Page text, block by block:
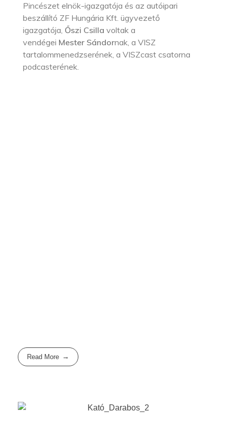
Pincészet elnök-igazgatója és az autóipari
beszállító ZF Hungária Kft. ügyvezető
igazgatója, Őszi Csilla voltak a
vendégei Mester Sándornak, a VISZ
tartalommenedzserének, a VISZcast csatorna
podcasterének.
Read More